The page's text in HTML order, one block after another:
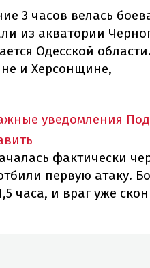
3 часов велась
из акватории
Одесской
и Херсонщине,
уведомления
фактически
первую атаку.
часа, и враг уже